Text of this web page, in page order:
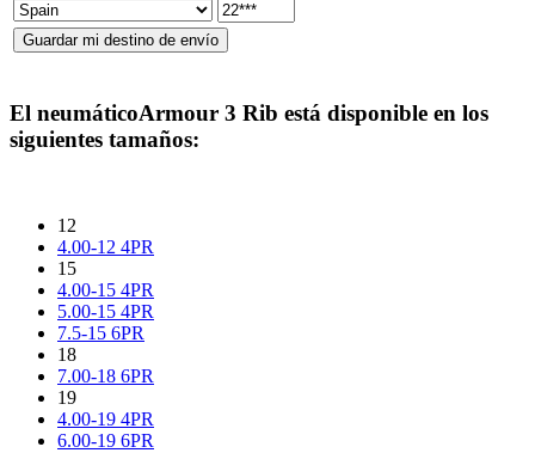
El neumáticoArmour 3 Rib está disponible en los
siguientes tamaños:
12
4.00-12 4PR
15
4.00-15 4PR
5.00-15 4PR
7.5-15 6PR
18
7.00-18 6PR
19
4.00-19 4PR
6.00-19 6PR